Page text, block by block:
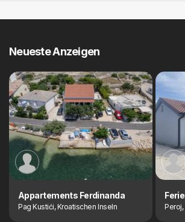
Neueste Anzeigen
Appartements Ferdinanda
Pag Kustići, Kroatischen Inseln Peroj,